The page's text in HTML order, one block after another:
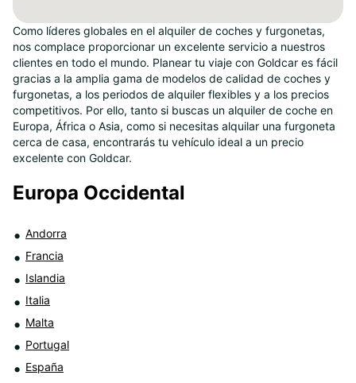
Como líderes globales en el alquiler de coches y furgonetas,
nos complace proporcionar un excelente servicio a nuestros
clientes en todo el mundo. Planear tu viaje con Goldcar es fácil
gracias a la amplia gama de modelos de calidad de coches y
furgonetas, a los periodos de alquiler flexibles y a los precios
competitivos. Por ello, tanto si buscas un alquiler de coche en
Europa, África o Asia, como si necesitas alquilar una furgoneta
cerca de casa, encontrarás tu vehículo ideal a un precio
excelente con Goldcar.
Europa Occidental
Andorra
Francia
Islandia
Italia
Malta
Portugal
España